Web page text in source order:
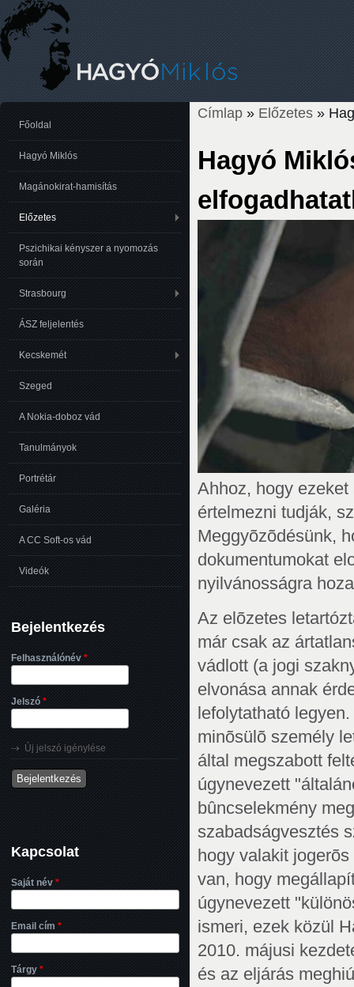
Címlap » Előzetes »
Hagyó
Ahhoz, hogy
értelmezni tudják,
Meggyõzõdésünk,
dokumentumokat
nyilvánosságra
Az elõzetes
már csak az
vádlott (a jogi
elvonása annak
lefolytatható
minõsülõ személy
által megszabott
úgynevezett
bûncselekmény
szabadságvesztés
hogy valakit
van, hogy
úgynevezett
ismeri, ezek közül
2010. májusi
és az eljárás
Főoldal
Hagyó Miklós
Magánokirat-hamisítás
Előzetes
Pszichikai kényszer a nyomozás
során
Strasbourg
ÁSZ feljelentés
Kecskemét
Szeged
A Nokia-doboz vád
Tanulmányok
Portrétár
Galéria
A CC Soft-os vád
Videók
Bejelentkezés
Felhasználónév *
Jelszó *
Új jelszó igénylése
Kapcsolat
Saját név *
Email cím *
Tárgy *